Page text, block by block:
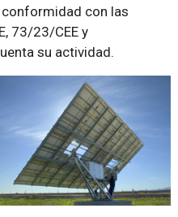
con las
73/23/CEE y
su actividad.